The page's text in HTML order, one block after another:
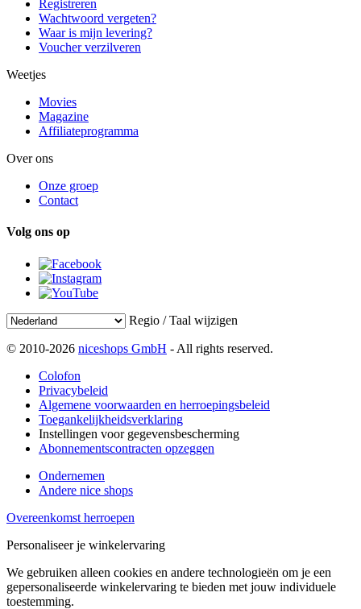
Registreren
Wachtwoord vergeten?
Waar is mijn levering?
Voucher verzilveren
Weetjes
Movies
Magazine
Affiliateprogramma
Over ons
Onze groep
Contact
Volg ons op
Regio / Taal wijzigen
© 2010-2026 niceshops GmbH - All rights reserved.
Colofon
Privacybeleid
Algemene voorwaarden en herroepingsbeleid
Toegankelijkheidsverklaring
Instellingen voor gegevensbescherming
Abonnementscontracten opzeggen
Ondernemen
Andere nice shops
Overeenkomst herroepen
Personaliseer je winkelervaring
We gebruiken alleen cookies en andere technologieën om je een
gepersonaliseerde winkelervaring te bieden met jouw individuele
toestemming.